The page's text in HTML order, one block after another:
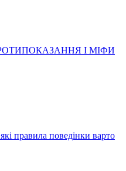
І МІФИ
правила поведінки варто